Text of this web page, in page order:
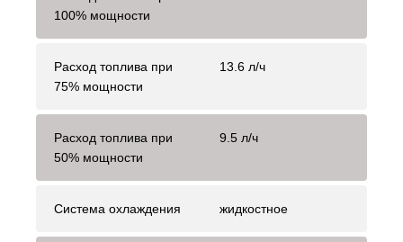
100% мощности
Расход топлива при
75% мощности
13.6 л/ч
Расход топлива при
50% мощности
9.5 л/ч
Система охлаждения жидкостное